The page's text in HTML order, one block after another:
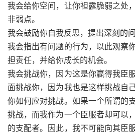
我会给你空间，让你袒露脆弱之处
非弱点。
我会鼓励你自我反思，提出深刻的问
我会指出有问题的行为，以此观察
担责任，并给你成长的机会。
我会挑战你，因为这是你赢得我臣
面挑战你，因为我也是这样挑战自
你如何应对挑战。如果一个所谓的
挑战，而我作为一个臣服者却可以
的支配者。因此，我不可能向其臣